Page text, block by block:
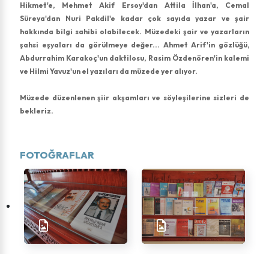
Hikmet'e, Mehmet Akif Ersoy'dan Attila İlhan'a, Cemal
Süreya'dan Nuri Pakdil'e kadar çok sayıda yazar ve şair
hakkında bilgi sahibi olabilecek. Müzedeki şair ve yazarların
şahsi eşyaları da görülmeye değer... Ahmet Arif'in gözlüğü,
Abdurrahim Karakoç'un daktilosu, Rasim Özdenören'in kalemi
ve Hilmi Yavuz'un el yazıları da müzede yer alıyor.
Müzede düzenlenen şiir akşamları ve söyleşilerine sizleri de
bekleriz.
FOTOĞRAFLAR